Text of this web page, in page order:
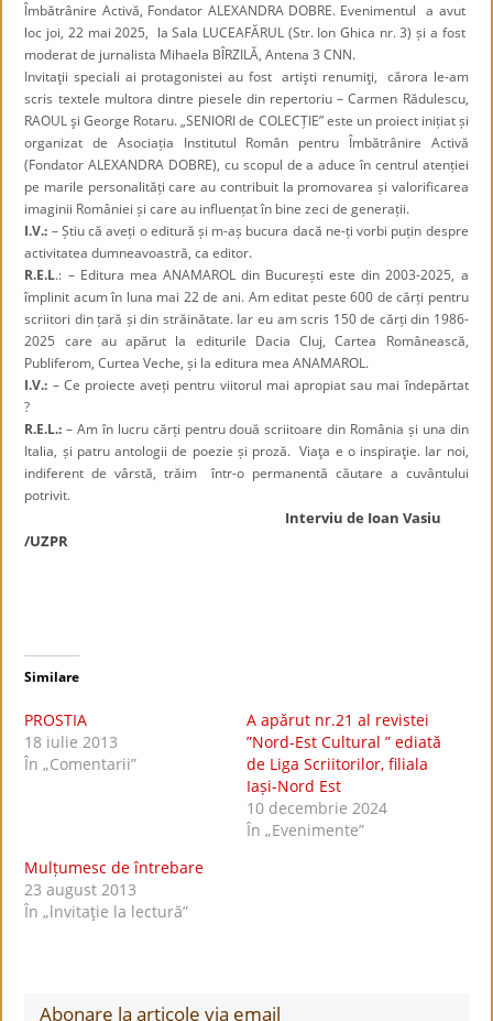
Îmbătrânire Activă, Fondator ALEXANDRA DOBRE. Evenimentul a avut
loc joi, 22 mai 2025, la Sala LUCEAFĂRUL (Str. Ion Ghica nr. 3) și a fost
moderat de jurnalista Mihaela BÎRZILĂ, Antena 3 CNN.
Invitaţii speciali ai protagonistei au fost artişti renumiţi, cărora le-am
scris textele multora dintre piesele din repertoriu – Carmen Rădulescu,
RAOUL şi George Rotaru. „SENIORI de COLECȚIE” este un proiect inițiat și
organizat de Asociația Institutul Român pentru Îmbătrânire Activă
(Fondator ALEXANDRA DOBRE), cu scopul de a aduce în centrul atenției
pe marile personalități care au contribuit la promovarea și valorificarea
imaginii României și care au influențat în bine zeci de generații.
I.V.: – Știu că aveți o editură și m-aș bucura dacă ne-ți vorbi puțin despre
activitatea dumneavoastră, ca editor.
R.E.L.: – Editura mea ANAMAROL din București este din 2003-2025, a
împlinit acum în luna mai 22 de ani. Am editat peste 600 de cărți pentru
scriitori din țară și din străinătate. Iar eu am scris 150 de cărți din 1986-
2025 care au apărut la editurile Dacia Cluj, Cartea Românească,
Publiferom, Curtea Veche, și la editura mea ANAMAROL.
I.V.: – Ce proiecte aveți pentru viitorul mai apropiat sau mai îndepărtat
?
R.E.L.: – Am în lucru cărți pentru două scriitoare din România și una din
Italia, și patru antologii de poezie și proză. Viaţa e o inspiraţie. Iar noi,
indiferent de vârstă, trăim într-o permanentă căutare a cuvântului
potrivit.
Interviu de Ioan Vasiu
/UZPR
Similare
PROSTIA
18 iulie 2013
În „Comentarii”
A apărut nr.21 al revistei
”Nord-Est Cultural ” ediată
de Liga Scriitorilor, filiala
Iași-Nord Est
10 decembrie 2024
În „Evenimente”
Mulțumesc de întrebare
23 august 2013
În „lnvitaţie la lectură”
Abonare la articole via email